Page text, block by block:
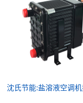
沈氏节能:盐溶液空调